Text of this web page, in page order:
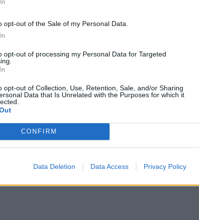
opt-out of the Sale of my Personal Data.
opt-out of processing my Personal Data for Targeted
opt-out of Collection, Use, Retention, Sale, and/or Sharing
Data that Is Unrelated with the Purposes for which it
CONFIRM
Data Deletion Data Access Privacy Policy
és kisebb, illetve
– akár 1 és 3
– jég is
alatt jelentős mennyiségű csapadék
15–20 liter eső eshet
a csapadékmennyiség a 30–40 litert